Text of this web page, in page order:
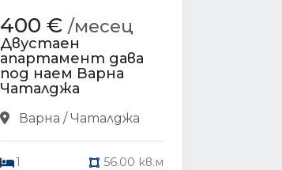
400 € /месец
Двустаен
апартамент дава
под наем Варна
Чаталджа
Варна / Чаталджа
1 56.00 кв.м